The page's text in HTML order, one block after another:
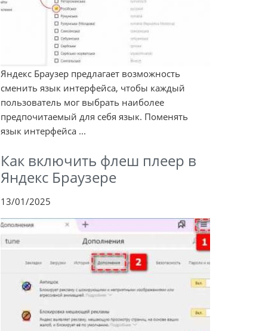
Яндекс Браузер предлагает возможность
сменить язык интерфейса, чтобы каждый
пользователь мог выбрать наиболее
предпочитаемый для себя язык. Поменять
язык интерфейса ...
Как включить флеш плеер в
Яндекс Браузере
13/01/2025